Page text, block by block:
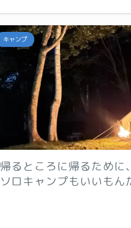
キャンプ
帰るところに帰るために
ソロキャンプもいいもん